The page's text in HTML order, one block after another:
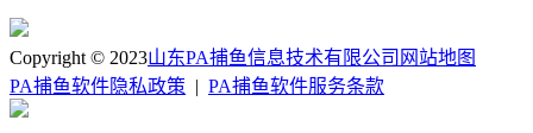
Copyright © 2023山东PA捕鱼信息技术有限公司 网站地图
PA捕鱼软件隐私政策
PA捕鱼软件服务条款